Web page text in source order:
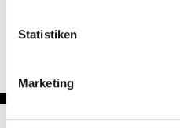
Statistiken
Marketing